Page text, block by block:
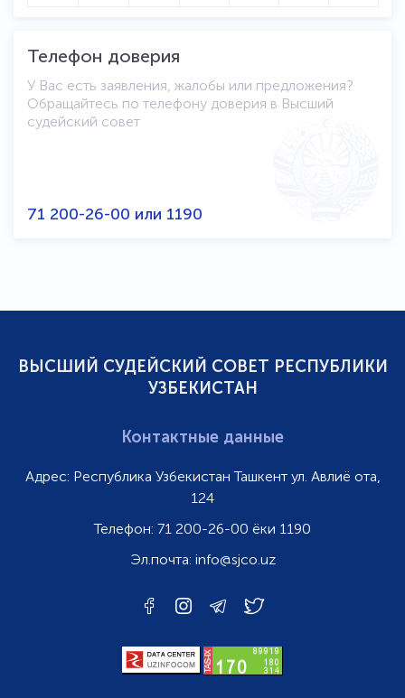
Телефон доверия
У Вас есть заявления, жалобы или предложения?
Обращайтесь по телефону доверия в Высший
судейский совет
71 200-26-00 или 1190
ВЫСШИЙ СУДЕЙСКИЙ СОВЕТ РЕСПУБЛИКИ
УЗБЕКИСТАН
Контактные данные
Адрес: Республика Узбекистан Ташкент ул. Авлиё ота,
124
Телефон: 71 200-26-00 ёки 1190
Эл.почта: info@sjco.uz